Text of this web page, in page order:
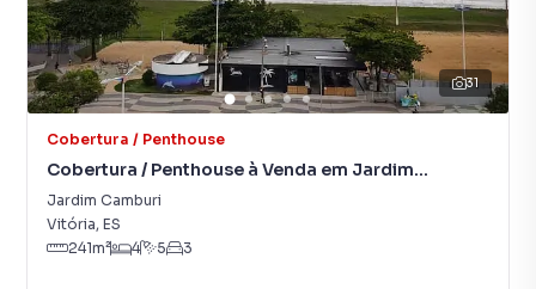
31
Cobertura / Penthouse
Cobertura / Penthouse à Venda em Jardim
Camburi
Jardim Camburi
Vitória, ES
241m² 4 5 3